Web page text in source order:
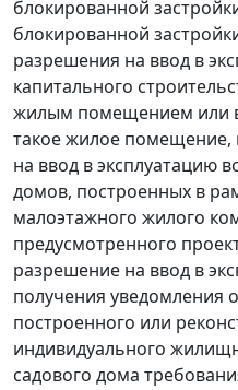
блокированной
блокированной
разрешения на ввод в
капитального
жилым помещением или
такое жилое помещение,
на ввод в эксплуатацию
домов, построенных в
малоэтажного жилого
предусмотренного
разрешение на ввод в
получения уведомления
построенного или
индивидуального
садового дома